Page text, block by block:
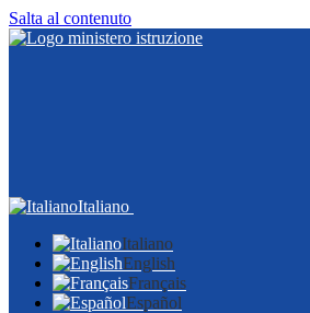
Salta al contenuto
Italiano
Italiano
English
Français
Español